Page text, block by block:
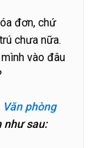
đơn, chứ
chưa nữa.
vào đâu
Văn phòng
sau: